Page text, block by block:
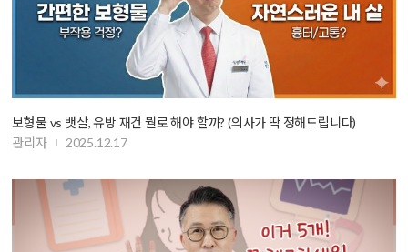
보형물 vs 뱃살, 유방 재건 뭘로 해야 할까? (의사가 딱 정해드립니다)
관리자
2025.12.17